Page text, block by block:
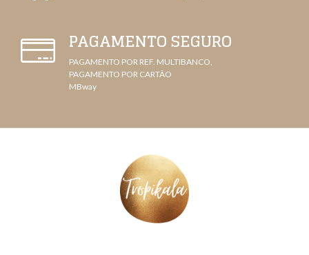
PAGAMENTO SEGURO
PAGAMENTO POR REF. MULTIBANCO,
PAGAMENTO POR CARTÃO
MBway